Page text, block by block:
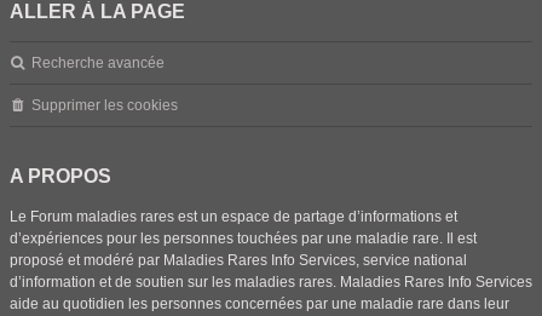
ALLER À LA PAGE
Recherche avancée
Supprimer les cookies
A PROPOS
Le Forum maladies rares est un espace de partage d’informations et
d’expériences pour les personnes touchées par une maladie rare. Il est
proposé et modéré par Maladies Rares Info Services, service national
d’information et de soutien sur les maladies rares. Maladies Rares Info Services
aide au quotidien les personnes concernées par une maladie rare dans leur